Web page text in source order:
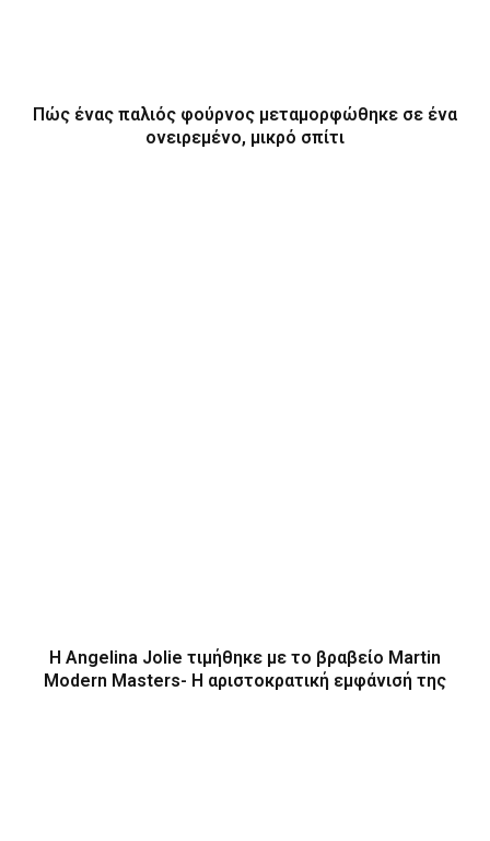
Πώς ένας παλιός φούρνος μεταμορφώθηκε σε ένα
ονειρεμένο, μικρό σπίτι
H Angelina Jolie τιμήθηκε με το βραβείο Martin
Modern Masters- Η αριστοκρατική εμφάνισή της